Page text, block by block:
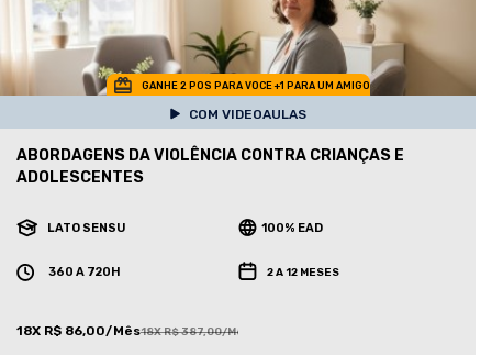
GANHE 2 POS PARA VOCE +1 PARA UM AMIGO
COM VIDEOAULAS
ABORDAGENS DA VIOLÊNCIA CONTRA CRIANÇAS E
ADOLESCENTES
LATO SENSU 100% EAD
360 A 720H 2 A 12 MESES
18X R$ 86,00/Mês18X R$ 387,00/Mês